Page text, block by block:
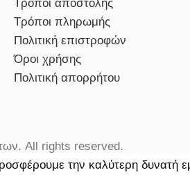
Τρόποι αποστολής
Τρόποι πληρωμής
Πολιτική επιστροφών
Όροι χρήσης
Πολιτική απορρήτου
All rights reserved.
την καλύτερη δυνατή